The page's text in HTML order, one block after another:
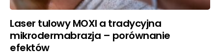
Laser tulowy MOXI a tradycyjna
mikrodermabrazja – porównanie
efektów